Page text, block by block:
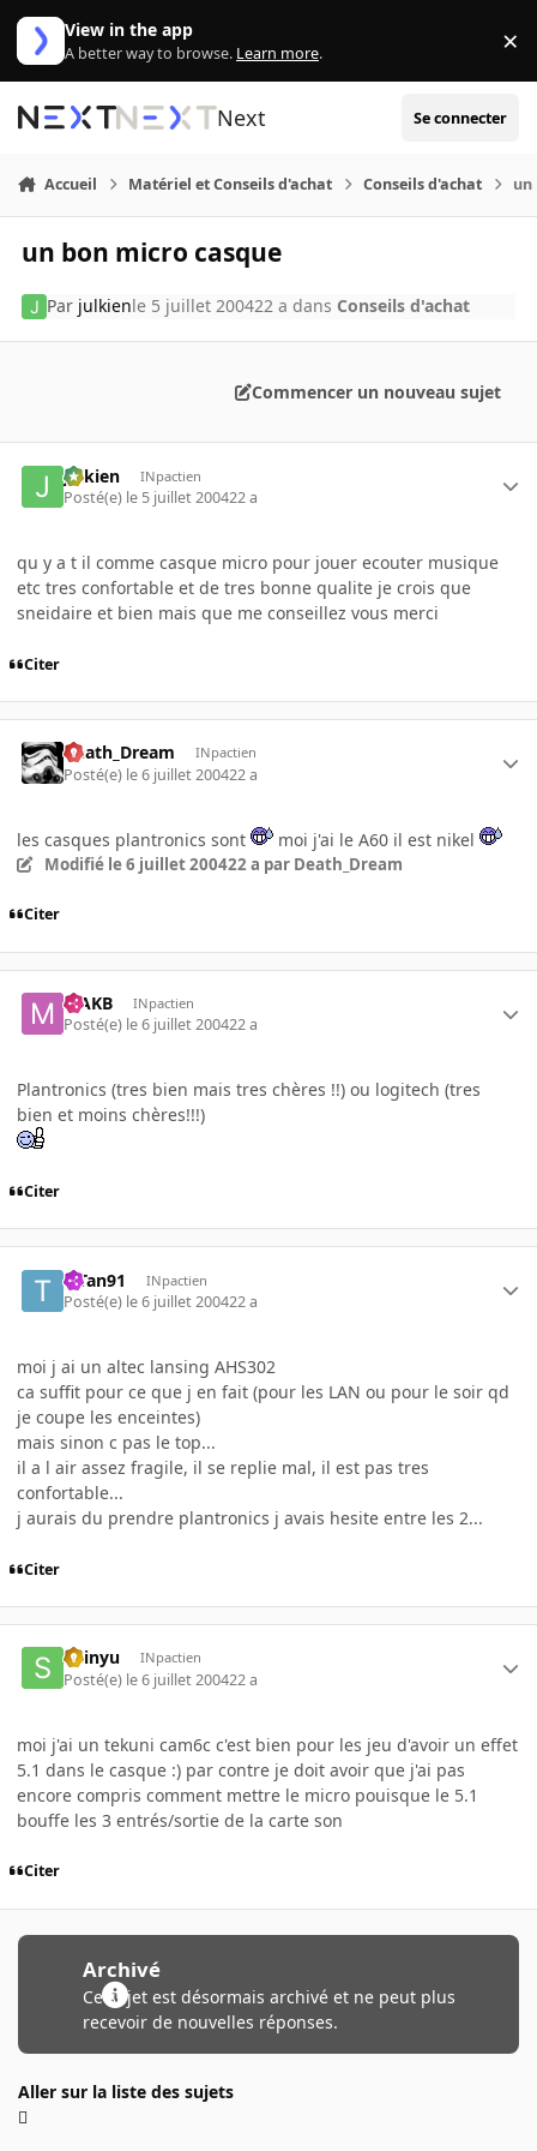
Aller au contenu
View in the app
A better way to browse. Learn more. ×
Next Se connecter
Accueil Matériel et Conseils d'achat Conseils d'achat un
un bon micro casque
Par julkienle 5 juillet 200422 a dans Conseils d'achat
Commencer un nouveau sujet
julkien INpactien
Posté(e) le 5 juillet 200422 a
qu y a t il comme casque micro pour jouer ecouter musique
etc tres confortable et de tres bonne qualite je crois que
sneidaire et bien mais que me conseillez vous merci
Citer
Death_Dream INpactien
Posté(e) le 6 juillet 200422 a
les casques plantronics sont moi j'ai le A60 il est nikel
Modifié le 6 juillet 200422 a par Death_Dream
Citer
MAKB INpactien
Posté(e) le 6 juillet 200422 a
Plantronics (tres bien mais tres chères !!) ou logitech (tres
bien et moins chères!!!)
Citer
TiTan91 INpactien
Posté(e) le 6 juillet 200422 a
moi j ai un altec lansing AHS302
ca suffit pour ce que j en fait (pour les LAN ou pour le soir qd
je coupe les enceintes)
mais sinon c pas le top...
il a l air assez fragile, il se replie mal, il est pas tres
confortable...
j aurais du prendre plantronics j avais hesite entre les 2...
Citer
Shinyu INpactien
Posté(e) le 6 juillet 200422 a
moi j'ai un tekuni cam6c c'est bien pour les jeu d'avoir un effet
5.1 dans le casque :) par contre je doit avoir que j'ai pas
encore compris comment mettre le micro pouisque le 5.1
bouffe les 3 entrés/sortie de la carte son
Citer
Archivé
Ce sujet est désormais archivé et ne peut plus
recevoir de nouvelles réponses.
Aller sur la liste des sujets